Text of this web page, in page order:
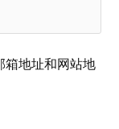
箱地址和网站地